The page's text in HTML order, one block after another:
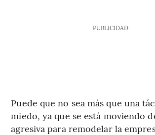
PUBLICIDAD
Puede que no sea más que una
miedo, ya que se está moviendo
agresiva para remodelar la